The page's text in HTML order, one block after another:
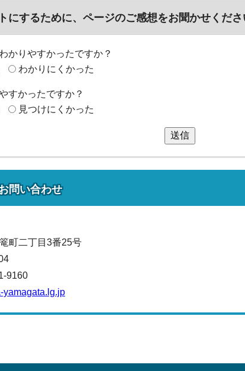
にするために、ページのご感想をお聞かせくださ
かりやすかったですか？
わかりにくかった
すかったですか？
見つけにくかった
送信
問い合わせ
町二丁目3番25号
9160
yamagata.lg.jp